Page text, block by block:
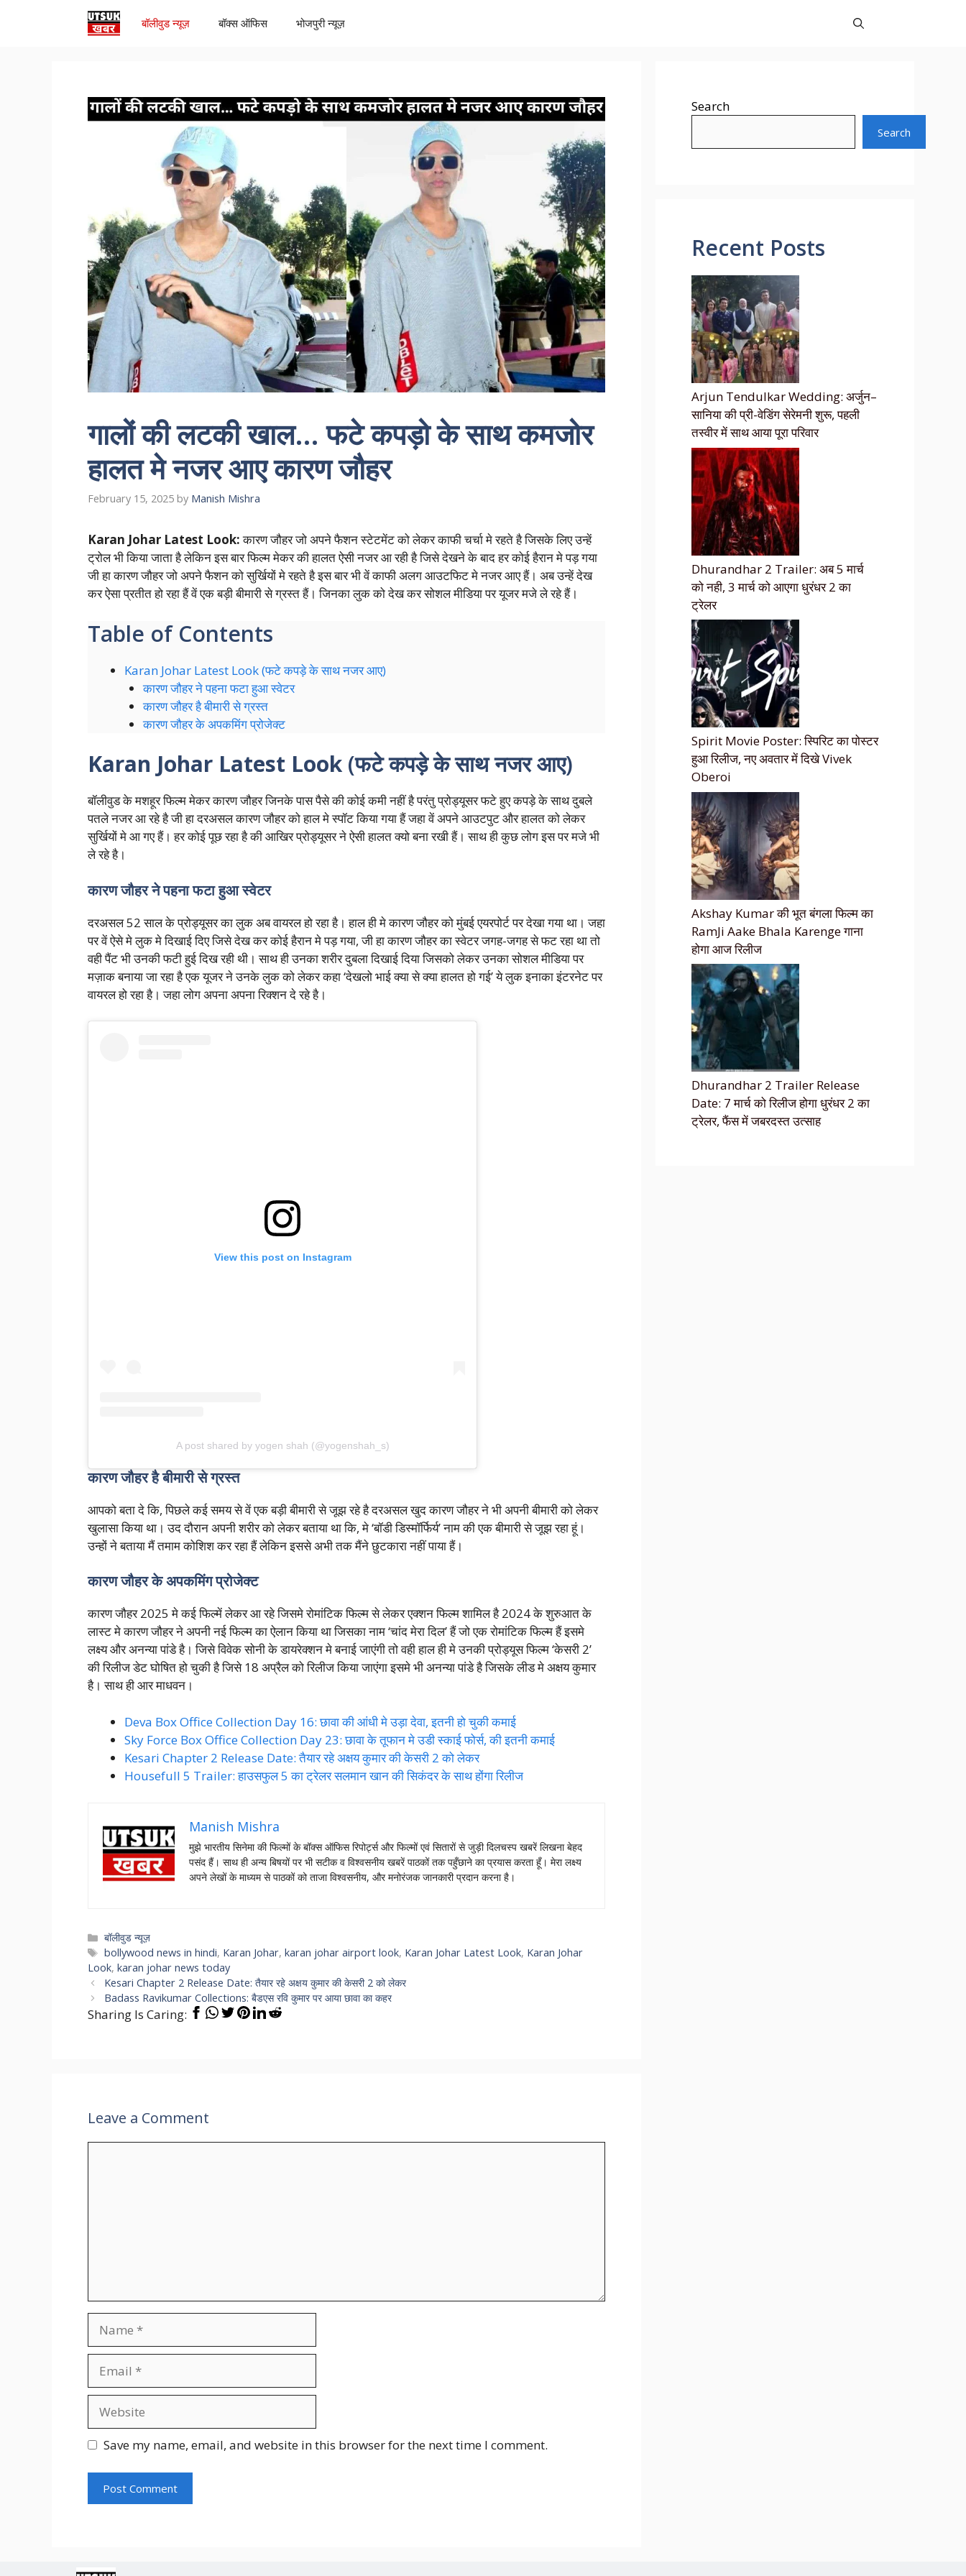
बॉलीवुड न्यूज़ बॉक्स ऑफिस भोजपुरी न्यूज़
गालों की लटकी खाल… फटे कपड़ो के साथ कमजोर
हालत मे नजर आए कारण जौहर
February 15, 2025 by Manish Mishra
Karan Johar Latest Look:कारण जौहर जो अपने फैशन स्टेटमेंट को लेकर काफी चर्चा मे रहते है जिसके लिए उन्हें
ट्रोल भी किया जाता है लेकिन इस बार फिल्म मेकर की हालत ऐसी नजर आ रही है जिसे देखने के बाद हर कोई हैरान मे पड़ गया
जी हा कारण जौहर जो अपने फैशन को सुर्खियों मे रहते है इस बार भी वें काफी अलग आउटफिट मे नजर आए हैं। अब उन्हें देख
कर ऐसा प्रतीत हो रहा हैं वें एक बड़ी बीमारी से ग्रस्त हैं। जिनका लुक को देख कर सोशल मीडिया पर यूजर मजे ले रहे हैं।
Table of Contents
Karan Johar Latest Look (फटे कपड़े के साथ नजर आए)
कारण जौहर ने पहना फटा हुआ स्वेटर
कारण जौहर है बीमारी से ग्रस्त
कारण जौहर के अपकमिंग प्रोजेक्ट
Karan Johar Latest Look (फटे कपड़े के साथ नजर आए)
बॉलीवुड के मशहूर फिल्म मेकर कारण जौहर जिनके पास पैसे की कोई कमी नहीं है परंतु प्रोड्यूसर फटे हुए कपड़े के साथ दुबले
पतले नजर आ रहे है जी हा दरअसल कारण जौहर को हाल मे स्पॉट किया गया हैं जहा वें अपने आउटपुट और हालत को लेकर
सुर्खियों मे आ गए हैं। हर कोई पूछ रहा है की आखिर प्रोड्यूसर ने ऐसी हालत क्यो बना रखी हैं। साथ ही कुछ लोग इस पर मजे भी
ले रहे है।
कारण जौहर ने पहना फटा हुआ स्वेटर
दरअसल 52 साल के प्रोड्यूसर का लुक अब वायरल हो रहा है। हाल ही मे कारण जौहर को मुंबई एयरपोर्ट पर देखा गया था। जहा
पर वें ऐसे मे लुक मे दिखाई दिए जिसे देख कर कोई हैरान मे पड़ गया, जी हा कारण जौहर का स्वेटर जगह-जगह से फट रहा था तो
वही पैंट भी उनकी फटी हुई दिख रही थी। साथ ही उनका शरीर दुबला दिखाई दिया जिसको लेकर उनका सोशल मीडिया पर
मज़ाक बनाया जा रहा है एक यूजर ने उनके लुक को लेकर कहा ‘देखलो भाई क्या से क्या हालत हो गई’ ये लुक इनाका इंटरनेट पर
वायरल हो रहा है। जहा लोग अपना अपना रिक्शन दे रहे है।
View this post on Instagram
A post shared by yogen shah (@yogenshah_s)
कारण जौहर है बीमारी से ग्रस्त
आपको बता दे कि, पिछले कई समय से वें एक बड़ी बीमारी से जूझ रहे है दरअसल खुद कारण जौहर ने भी अपनी बीमारी को लेकर
खुलासा किया था। उद दौरान अपनी शरीर को लेकर बताया था कि, मे ‘बॉडी डिस्मॉर्फिर्य’ नाम की एक बीमारी से जूझ रहा हूं।
उन्हों ने बताया मैं तमाम कोशिश कर रहा हैं लेकिन इससे अभी तक मैंने छुटकारा नहीं पाया हैं।
कारण जौहर के अपकमिंग प्रोजेक्ट
कारण जौहर 2025 मे कई फिल्में लेकर आ रहे जिसमे रोमांटिक फिल्म से लेकर एक्शन फिल्म शामिल है 2024 के शुरुआत के
लास्ट मे कारण जौहर ने अपनी नई फिल्म का ऐलान किया था जिसका नाम ‘चांद मेरा दिल’ हैं जो एक रोमांटिक फिल्म हैं इसमे
लक्ष्य और अनन्या पांडे है। जिसे विवेक सोनी के डायरेक्शन मे बनाई जाएंगी तो वही हाल ही मे उनकी प्रोड्यूस फिल्म ‘केसरी 2’
की रिलीज डेट घोषित हो चुकी है जिसे 18 अप्रैल को रिलीज किया जाएंगा इसमे भी अनन्या पांडे है जिसके लीड मे अक्षय कुमार
है। साथ ही आर माधवन।
Deva Box Office Collection Day 16: छावा की आंधी मे उड़ा देवा, इतनी हो चुकी कमाई
Sky Force Box Office Collection Day 23: छावा के तूफान मे उडी स्काई फोर्स, की इतनी कमाई
Kesari Chapter 2 Release Date: तैयार रहे अक्षय कुमार की केसरी 2 को लेकर
Housefull 5 Trailer: हाउसफुल 5 का ट्रेलर सलमान खान की सिकंदर के साथ होंगा रिलीज
Manish Mishra
मुझे भारतीय सिनेमा की फिल्मों के बॉक्स ऑफिस रिपोर्ट्स और फिल्मों एवं सितारों से जुड़ी दिलचस्प खबरें लिखना बेहद
पसंद हैं। साथ ही अन्य बिषयों पर भी सटीक व विश्वसनीय खबरें पाठकों तक पहुँछाने का प्रयास करता हूँ। मेरा लक्ष्य
अपने लेखों के माध्यम से पाठकों को ताजा विश्वसनीय, और मनोरंजक जानकारी प्रदान करना है।
Categories
बॉलीवुड न्यूज़
Tags
bollywood news in hindi, Karan Johar,karan johar airport look, Karan Johar Latest Look, Karan Johar
Look, karan johar news today
Kesari Chapter 2 Release Date: तैयार रहे अक्षय कुमार की केसरी 2 को लेकर
Badass Ravikumar Collections: बैडएस रवि कुमार पर आया छावा का कहर
Sharing Is Caring:
Leave a Comment
Save my name, email, and website in this browser for the next time I comment.
Search
Search
Recent Posts
Arjun Tendulkar Wedding: अर्जुन–
सानिया की प्री-वेडिंग सेरेमनी शुरू, पहली
तस्वीर में साथ आया पूरा परिवार
Dhurandhar 2 Trailer: अब 5 मार्च
को नही, 3 मार्च को आएगा धुरंधर 2 का
ट्रेलर
Spirit Movie Poster: स्पिरिट का पोस्टर
हुआ रिलीज, नए अवतार में दिखे Vivek
Oberoi
Akshay Kumar की भूत बंगला फिल्म का
RamJi Aake Bhala Karenge गाना
होगा आज रिलीज
Dhurandhar 2 Trailer Release
Date: 7 मार्च को रिलीज होगा धुरंधर 2 का
ट्रेलर, फैंस में जबरदस्त उत्साह